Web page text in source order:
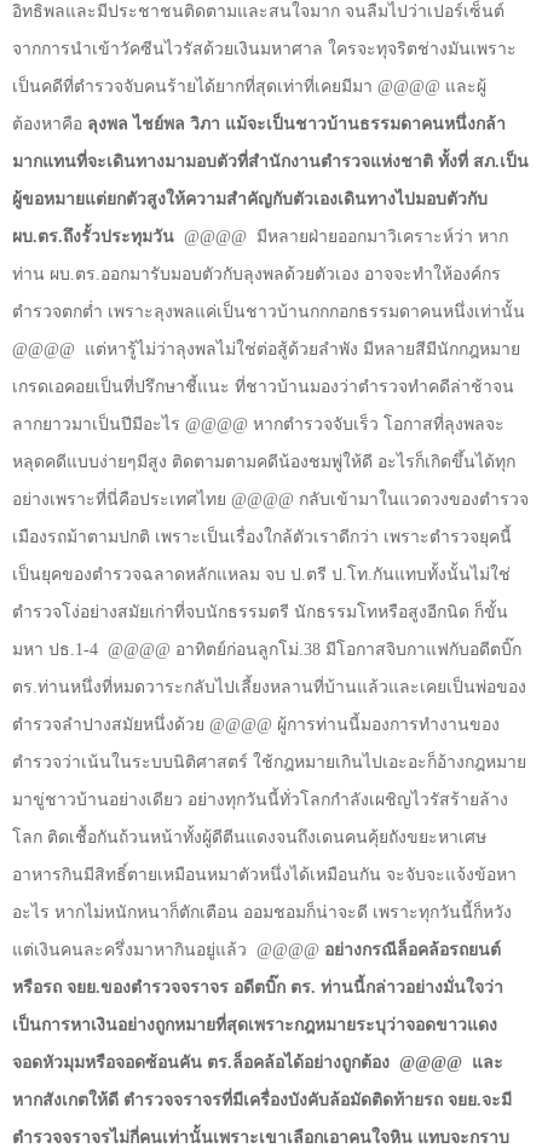
อิทธิพลและมีประชาชนติดตามและสนใจมาก จนลืมไปว่าเปอร์เซ็นต์
จากการนำเข้าวัคซีนไวรัสด้วยเงินมหาศาล ใครจะทุจริตช่างมันเพราะ
เป็นคดีที่ตำรวจจับคนร้ายได้ยากที่สุดเท่าที่เคยมีมา @@@@ และผู้
ต้องหาคือ ลุงพล ไชย์พล วิภา แม้จะเป็นชาวบ้านธรรมดาคนหนึ่งกล้า
มากแทนที่จะเดินทางมามอบตัวที่สำนักงานตำรวจแห่งชาติ ทั้งที่ สภ.เป็น
ผู้ขอหมายแต่ยกตัวสูงให้ความสำคัญกับตัวเองเดินทางไปมอบตัวกับ
ผบ.ตร.ถึงรั้วประทุมวัน @@@@ มีหลายฝ่ายออกมาวิเคราะห์ว่า หาก
ท่าน ผบ.ตร.ออกมารับมอบตัวกับลุงพลด้วยตัวเอง อาจจะทำให้องค์กร
ตำรวจตกต่ำ เพราะลุงพลแค่เป็นชาวบ้านกกกอกธรรมดาคนหนึ่งเท่านั้น
@@@@ แต่หารู้ไม่ว่าลุงพลไม่ใช่ต่อสู้ด้วยลำพัง มีหลายสีมีนักกฎหมาย
เกรดเอคอยเป็นที่ปรึกษาชี้แนะ ที่ชาวบ้านมองว่าตำรวจทำคดีล่าช้าจน
ลากยาวมาเป็นปีมีอะไร @@@@ หากตำรวจจับเร็ว โอกาสที่ลุงพลจะ
หลุดคดีแบบง่ายๆมีสูง ติดตามตามคดีน้องชมพู่ให้ดี อะไรก็เกิดขึ้นได้ทุก
อย่างเพราะที่นี่คือประเทศไทย @@@@ กลับเข้ามาในแวดวงของตำรวจ
เมืองรถม้าตามปกติ เพราะเป็นเรื่องใกล้ตัวเราดีกว่า เพราะตำรวจยุคนี้
เป็นยุคของตำรวจฉลาดหลักแหลม จบ ป.ตรี ป.โท.กันแทบทั้งนั้นไม่ใช่
ตำรวจโง่อย่างสมัยเก่าที่จบนักธรรมตรี นักธรรมโทหรือสูงอีกนิด ก็ขั้น
มหา ปธ.1-4 @@@@ อาทิตย์ก่อนลูกโม่.38 มีโอกาสจิบกาแฟกับอดีตบิ๊ก
ตร.ท่านหนึ่งที่หมดวาระกลับไปเลี้ยงหลานที่บ้านแล้วและเคยเป็นพ่อของ
ตำรวจลำปางสมัยหนึ่งด้วย @@@@ ผู้การท่านนี้มองการทำงานของ
ตำรวจว่าเน้นในระบบนิติศาสตร์ ใช้กฎหมายเกินไปเอะอะก็อ้างกฎหมาย
มาขู่ชาวบ้านอย่างเดียว อย่างทุกวันนี้ทั่วโลกกำลังเผชิญไวรัสร้ายล้าง
โลก ติดเชื้อกันถ้วนหน้าทั้งผู้ดีตีนแดงจนถึงเดนคนคุ้ยถังขยะหาเศษ
อาหารกินมีสิทธิ์ตายเหมือนหมาตัวหนึ่งได้เหมือนกัน จะจับจะแจ้งข้อหา
อะไร หากไม่หนักหนาก็ตักเตือน ออมชอมก็น่าจะดี เพราะทุกวันนี้ก็หวัง
แต่เงินคนละครึ่งมาหากินอยู่แล้ว @@@@ อย่างกรณีล็อคล้อรถยนต์
หรือรถ จยย.ของตำรวจจราจร อดีตบิ๊ก ตร. ท่านนี้กล่าวอย่างมั่นใจว่า
เป็นการหาเงินอย่างถูกหมายที่สุดเพราะกฎหมายระบุว่าจอดขาวแดง
จอดหัวมุมหรือจอดซ้อนคัน ตร.ล็อคล้อได้อย่างถูกต้อง @@@@ และ
หากสังเกตให้ดี ตำรวจจราจรที่มีเครื่องบังคับล้อมัดติดท้ายรถ จยย.จะมี
ตำรวจจราจรไม่กี่คนเท่านั้นเพราะเขาเลือกเอาคนใจหิน แทบจะกราบ